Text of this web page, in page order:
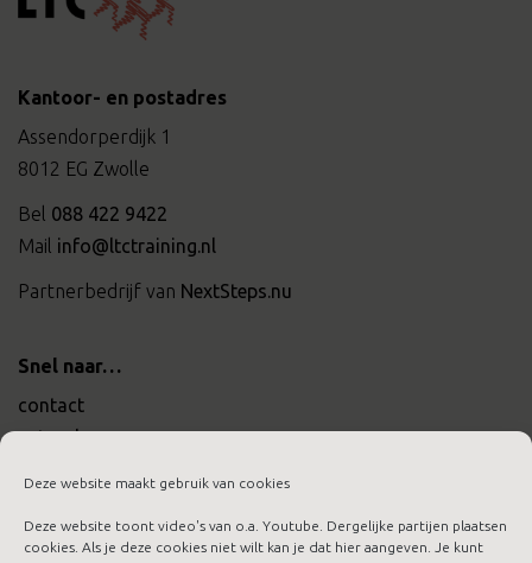
Deze website maakt gebruik van cookies
Deze website toont video's van o.a. Youtube. Dergelijke partijen plaatsen
cookies. Als je deze cookies niet wilt kan je dat hier aangeven. Je kunt
Kantoor- en postadres
Assendorperdijk 1
8012 EG Zwolle
Bel 088 422 9422
Mail info@ltctraining.nl
Partnerbedrijf van NextSteps.nu
Snel naar…
contact
actueel